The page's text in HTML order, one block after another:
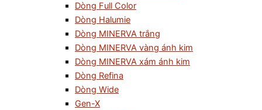
Dòng Full Color
Dòng Halumie
Dòng MINERVA trắng
Dòng MINERVA vàng ánh kim
Dòng MINERVA xám ánh kim
Dòng Refina
Dòng Wide
Gen-X